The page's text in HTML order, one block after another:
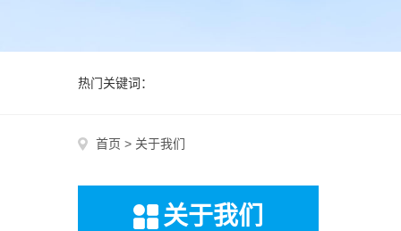
热门关键词：
首页 > 关于我们
关于我们